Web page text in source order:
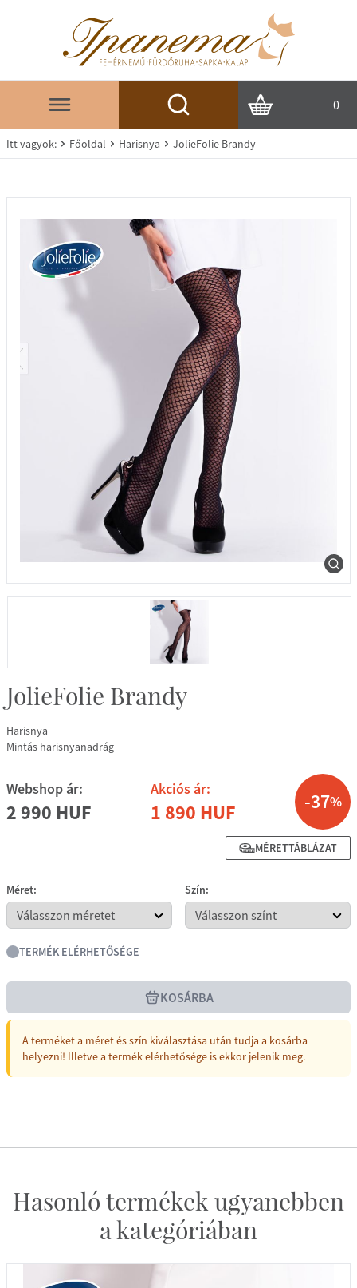
0
Itt vagyok: Főoldal Harisnya JolieFolie Brandy
JolieFolie Brandy
Harisnya
Mintás harisnyanadrág
Webshop ár:
2 990 HUF
Akciós ár:
1 890 HUF -37%
MÉRETTÁBLÁZAT
Méret: Szín:
TERMÉK ELÉRHETŐSÉGE
KOSÁRBA
A terméket a méret és szín kiválasztása után tudja a kosárba
helyezni! Illetve a termék elérhetősége is ekkor jelenik meg.
Hasonló termékek ugyanebben
a kategóriában